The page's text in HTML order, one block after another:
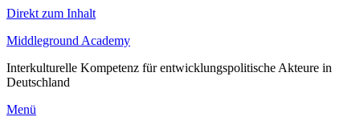
Direkt zum Inhalt
Middleground Academy
Interkulturelle Kompetenz für entwicklungspolitische Akteure in
Deutschland
Menü